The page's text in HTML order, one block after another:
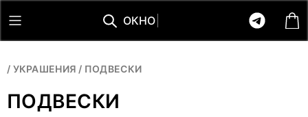
ОКНО
/ УКРАШЕНИЯ / ПОДВЕСКИ
ПОДВЕСКИ